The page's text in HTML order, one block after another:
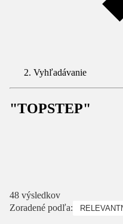
Vyhľadávanie
"TOPSTEP"
48 výsledkov
Zoradené podľa: